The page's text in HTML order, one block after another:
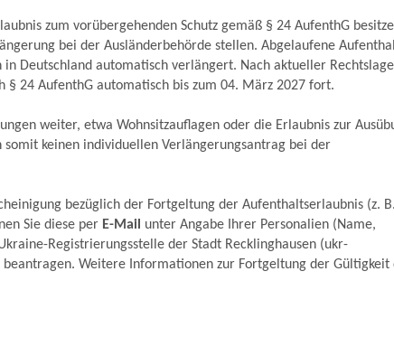
zum vorübergehenden Schutz gemäß § 24 AufenthG
bei der Ausländerbehörde stellen. Abgelaufene
Deutschland automatisch verlängert. Nach aktueller Rechtslage
§ 24 AufenthG automatisch bis zum 04. März 2027 fort.
weiter, etwa Wohnsitzauflagen oder die Erlaubnis zur
somit keinen individuellen Verlängerungsantrag bei der
bezüglich der Fortgeltung der Aufenthaltserlaubnis (z.
Sie diese per E-Mail unter Angabe Ihrer Personalien (Name,
Registrierungsstelle der Stadt Recklinghausen (ukr-
Weitere Informationen zur Fortgeltung der Gültigkeit